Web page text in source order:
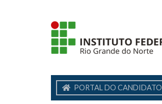
PORTAL DO CANDIDATO